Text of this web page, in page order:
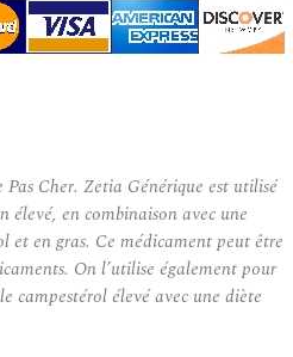
Cher. Zetia Générique est utilisé
en combinaison avec une
en gras. Ce médicament peut être
On l’utilise également pour
campestérol élevé avec une diète